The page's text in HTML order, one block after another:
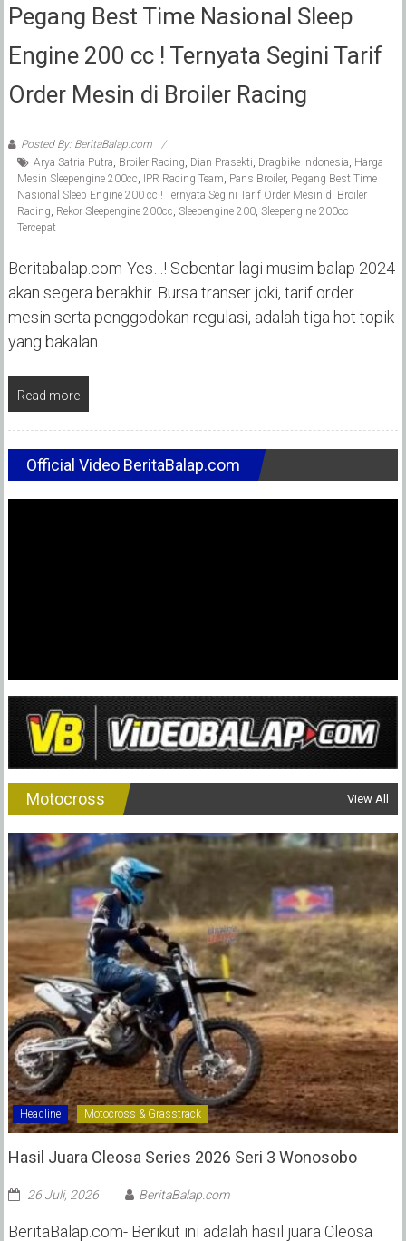
Pegang Best Time Nasional Sleep
Engine 200 cc ! Ternyata Segini Tarif
Order Mesin di Broiler Racing
Posted By: BeritaBalap.com
Arya Satria Putra Broiler Racing Dian Prasekti Dragbike Indonesia Harga
Mesin Sleepengine 200cc IPR Racing Team Pans Broiler, Pegang Best Time
Nasional Sleep Engine 200 cc ! Ternyata Segini Tarif Order Mesin di Broiler
Racing Rekor Sleepengine 200cc Sleepengine 200, Sleepengine 200cc
Tercepat
Beritabalap.com-Yes…! Sebentar lagi musim balap 2024
akan segera berakhir. Bursa transer joki, tarif order
mesin serta penggodokan regulasi, adalah tiga hot topik
yang bakalan
Read more
Official Video BeritaBalap.com
Motocross View All
Headline Motocross & Grasstrack
Hasil Juara Cleosa Series 2026 Seri 3 Wonosobo ‎
26 Juli, 2026 BeritaBalap.com
BeritaBalap.com- Berikut ini adalah hasil juara Cleosa